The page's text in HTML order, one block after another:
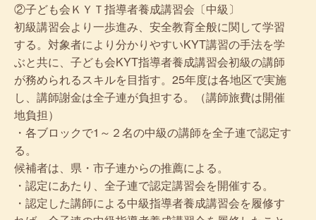
②子ども会ＫＹＴ指導者養成講習会〔中級〕
初級講習会より一歩進み、安全教育全般に関して学習
する。対象者により分かりやすいKYT講習の手法を学
ぶと共に、子ども会KYT指導者養成講習会初級の講師
が務められるスキルを目指す。25年度は各地区で実施
し、講師謝金は全子連が負担する。（講師旅費は開催
地負担）
・各ブロックで1～２名の中級の講師を全子連で認定す
る。
候補者は、県・市子連からの推薦による。
・認定にあたり、全子連で認定講習会を開催する。
・認定した講師による中級指導者養成講習会を履修す